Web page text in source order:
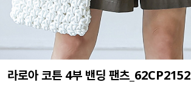
라로아 코튼 4부 밴딩 팬츠_62CP2152